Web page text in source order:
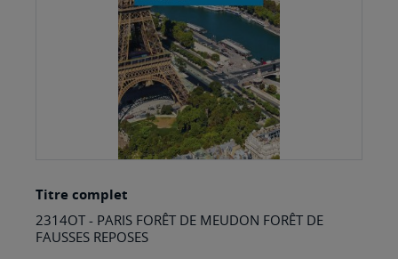
to
the
Titre complet
2314OT - PARIS FORÊT DE MEUDON FORÊT DE
FAUSSES REPOSES